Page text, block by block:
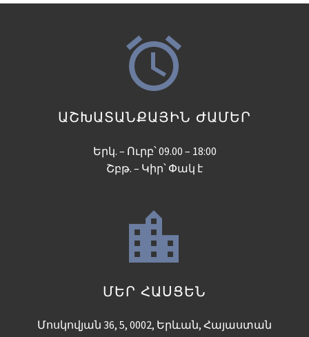


ԱՇԽԱՏԱՆՔԱՅԻՆ ԺԱՄԵՐ
Երկ. – Ուրբ՝ 09.00 – 18:00
Շբթ. – Կիր՝ Փակ է


ՄԵՐ ՀԱՍՑԵՆ
Մոսկովյան 36, 5, 0002, Երևան, Հայաստան